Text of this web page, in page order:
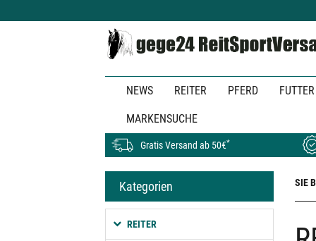
Hauptinhalt
NEWS REITER PFERD FUTTER
MARKENSUCHE
Gratis Versand ab 50€*
SIE
Kategorien
REITER